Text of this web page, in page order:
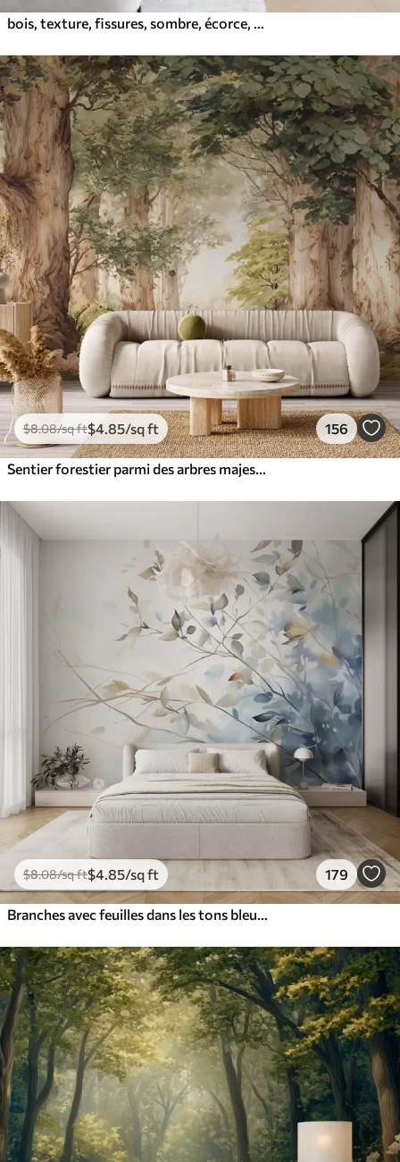
$8.08/sq ft$4 .85/sq ft 156
$8.08/sq ft$4 .85/sq ft 179